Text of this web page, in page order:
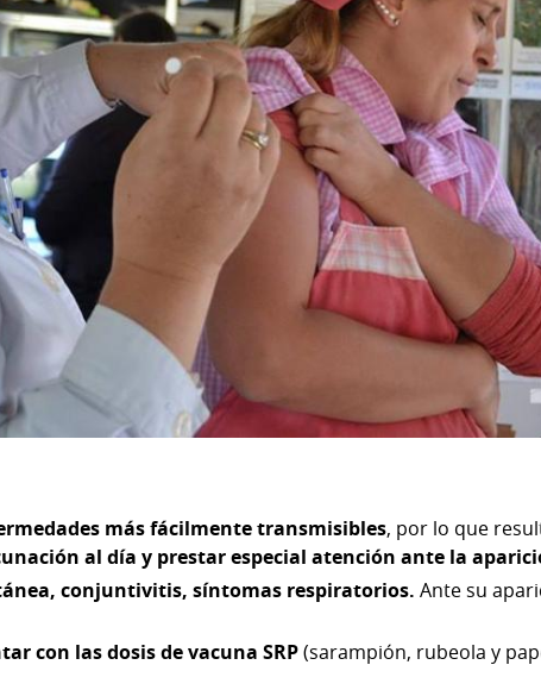
más fácilmente transmisibles, por lo que
al día y prestar especial atención ante la
conjuntivitis, síntomas respiratorios. Ante su
con las dosis de vacuna SRP(sarampión, rubeola y